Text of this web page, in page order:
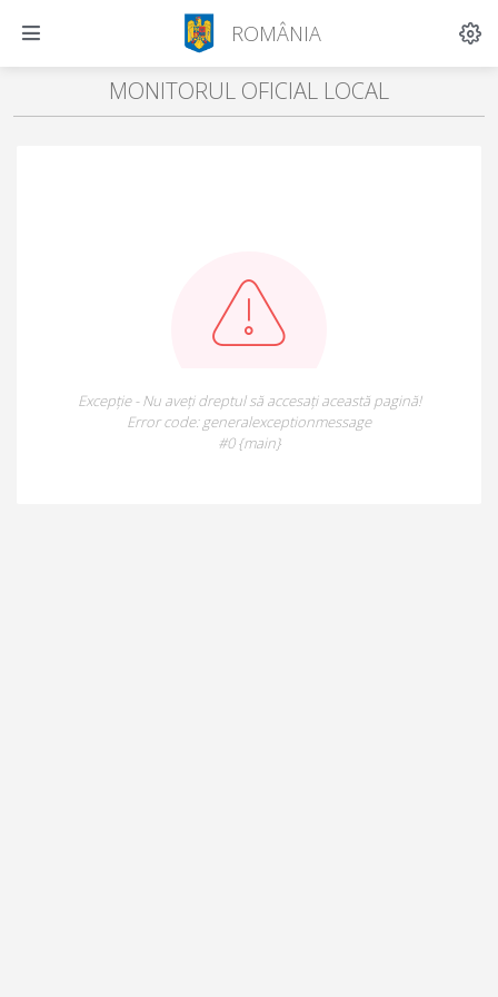
ROMÂNIA
MONITORUL OFICIAL LOCAL
Excepție - Nu aveți dreptul să accesați această pagină!
Error code: generalexceptionmessage
#0 {main}